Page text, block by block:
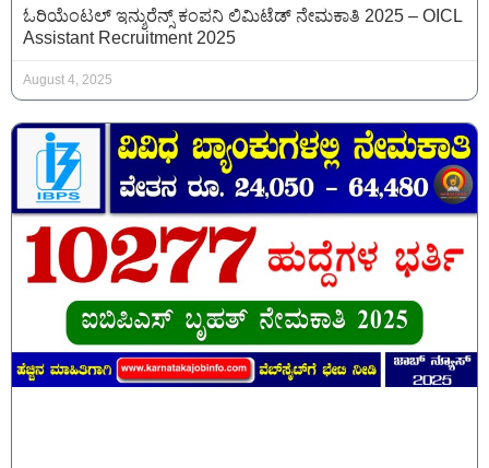
ಓರಿಯೆಂಟಲ್ ಇನ್ಶುರೆನ್ಸ್ ಕಂಪನಿ ಲಿಮಿಟೆಡ್ ನೇಮಕಾತಿ 2025 – OICL
Assistant Recruitment 2025
August 4, 2025